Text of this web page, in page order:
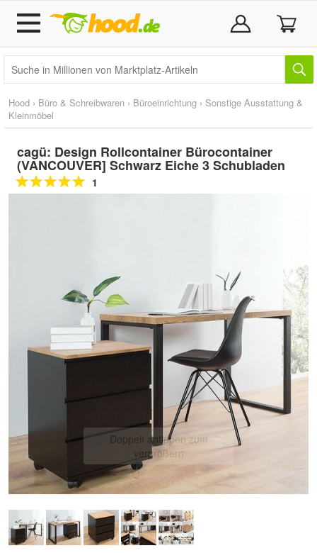
Hood › Büro & Schreibwaren › Büroeinrichtung › Sonstige Ausstattung &
Kleinmöbel
cagü: Design Rollcontainer Bürocontainer
(VANCOUVER] Schwarz Eiche 3 Schubladen
1
Doppelt antippen zum
vergrößern